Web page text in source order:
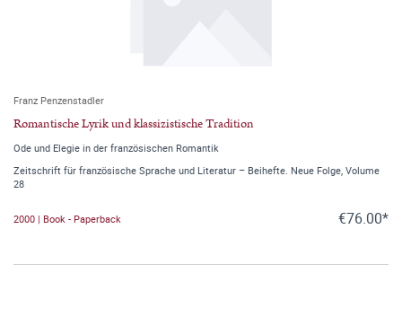
Franz Penzenstadler
Romantische Lyrik und klassizistische Tradition
Ode und Elegie in der französischen Romantik
Zeitschrift für französische Sprache und Literatur – Beihefte. Neue Folge, Volume
28
2000 | Book - Paperback €76.00*